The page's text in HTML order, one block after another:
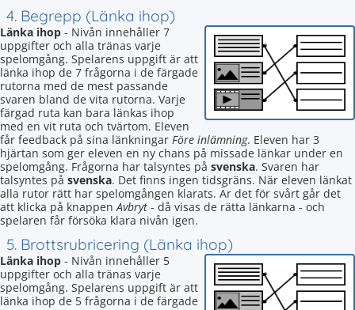
4. Begrepp (Länka ihop)
Länka ihop - Nivån innehåller 7
uppgifter och alla tränas varje
spelomgång. Spelarens uppgift är att
länka ihop de 7 frågorna i de färgade
rutorna med de mest passande
svaren bland de vita rutorna. Varje
färgad ruta kan bara länkas ihop
med en vit ruta och tvärtom. Eleven
får feedback på sina länkningar Före inlämning. Eleven har 3
hjärtan som ger eleven en ny chans på missade länkar under en
spelomgång. Frågorna har talsyntes på svenska. Svaren har
talsyntes på svenska. Det finns ingen tidsgräns. När eleven länkat
alla rutor rätt har spelomgången klarats. Är det för svårt går det
att klicka på knappenAvbryt - då visas de rätta länkarna - och
spelaren får försöka klara nivån igen.
5. Brottsrubricering (Länka ihop)
Länka ihop - Nivån innehåller 5
uppgifter och alla tränas varje
spelomgång. Spelarens uppgift är att
länka ihop de 5 frågorna i de färgade